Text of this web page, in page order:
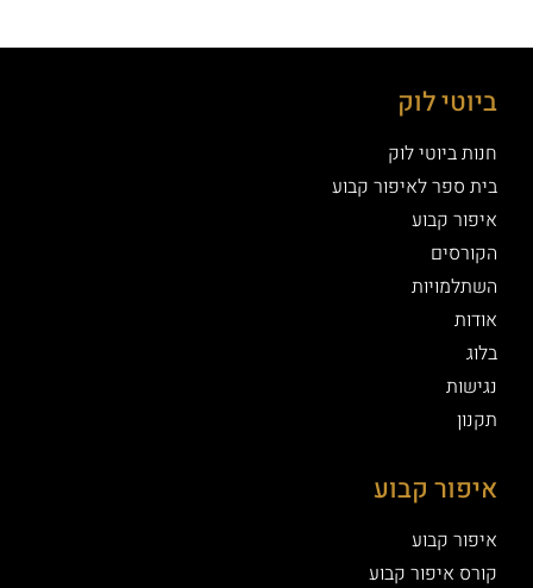
ביוטי לוק
חנות ביוטי לוק
בית ספר לאיפור קבוע
איפור קבוע
הקורסים
השתלמויות
אודות
בלוג
נגישות
תקנון
איפור קבוע
איפור קבוע
קורס איפור קבוע